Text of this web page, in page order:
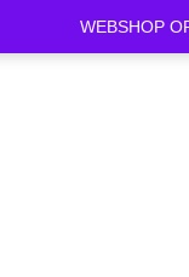
Vi holder lukketWEBSHOP